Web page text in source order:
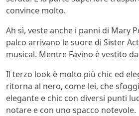
convince molto.
Ah sì, veste anche i panni di Mary
palco arrivano le suore di Sister
musical. Mentre Favino è vestito
Il terzo look è molto più chic ed
ritorna al nero, come lei, che
elegante e chic con diversi punti
notare e con uno spacco notevole.